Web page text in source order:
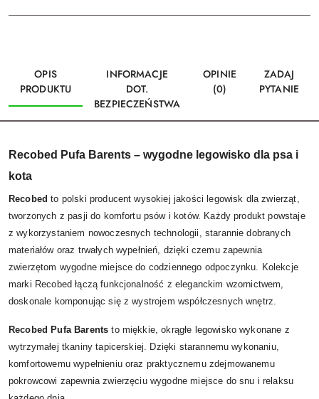
OPIS
PRODUKTU
INFORMACJE
DOT.
BEZPIECZEŃSTWA
OPINIE
(0)
ZADAJ
PYTANIE
Recobed Pufa Barents – wygodne legowisko dla psa i
kota
Recobed to polski producent wysokiej jakości legowisk dla zwierząt,
tworzonych z pasji do komfortu psów i kotów. Każdy produkt powstaje
z wykorzystaniem nowoczesnych technologii, starannie dobranych
materiałów oraz trwałych wypełnień, dzięki czemu zapewnia
zwierzętom wygodne miejsce do codziennego odpoczynku. Kolekcje
marki Recobed łączą funkcjonalność z eleganckim wzornictwem,
doskonale komponując się z wystrojem współczesnych wnętrz.
Recobed Pufa Barents to miękkie, okrągłe legowisko wykonane z
wytrzymałej tkaniny tapicerskiej. Dzięki starannemu wykonaniu,
komfortowemu wypełnieniu oraz praktycznemu zdejmowanemu
pokrowcowi zapewnia zwierzęciu wygodne miejsce do snu i relaksu